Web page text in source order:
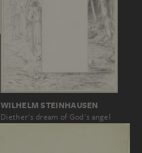
WILHELM STEINHAUSEN
Diether's dream of God's angel